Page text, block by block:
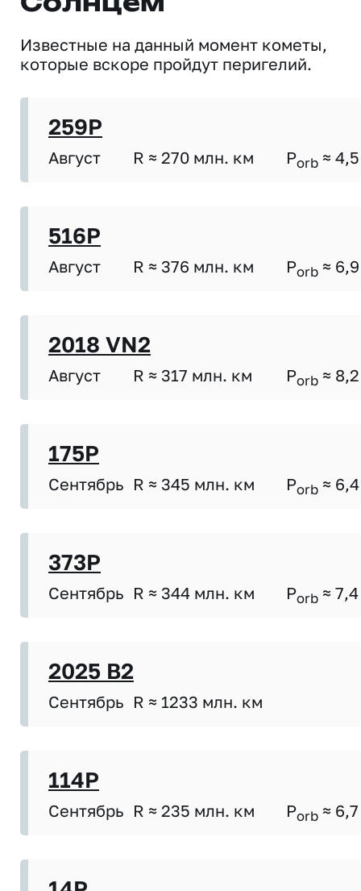
Известные на данный момент кометы,
которые вскоре пройдут перигелий.
259P
Август R ≈ 270 млн. км Porb ≈ 4,5
516P
Август R ≈ 376 млн. км Porb ≈ 6,9
2018 VN2
Август R ≈ 317 млн. км Porb ≈ 8,2
175P
Сентябрь R ≈ 345 млн. км Porb ≈ 6,4
373P
Сентябрь R ≈ 344 млн. км Porb ≈ 7,4
2025 B2
Сентябрь R ≈ 1233 млн. км
114P
Сентябрь R ≈ 235 млн. км Porb ≈ 6,7